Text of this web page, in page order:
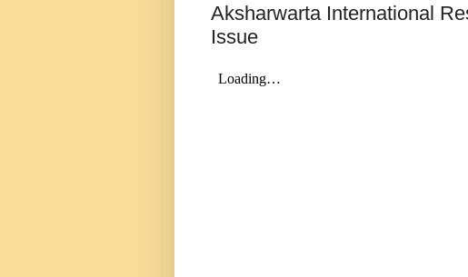
Aksharwarta International
Issue